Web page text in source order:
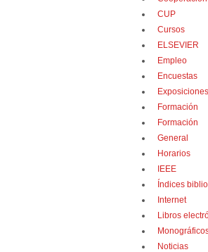
CUP
Cursos
ELSEVIER
Empleo
Encuestas
Exposiciones
Formación
Formación
General
Horarios
IEEE
Índices
Internet
Libros
Noticias